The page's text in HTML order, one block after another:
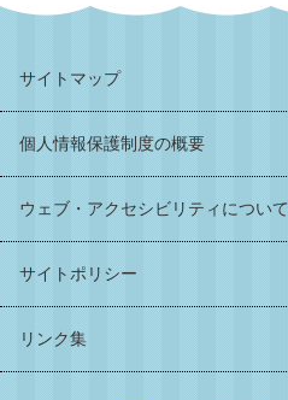
サイトマップ
個人情報保護制度の概要
ウェブ・アクセシビリティについて
サイトポリシー
リンク集